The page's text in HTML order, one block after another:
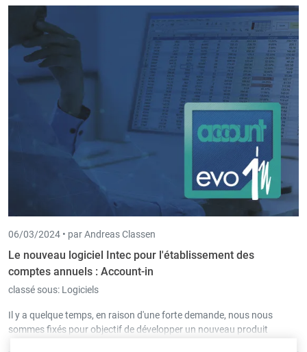
plateforme commerciale moderne, dans laquelle les articles, les
clients et les commandes peuvent être gérés sans effort et où toutes
les données sont synchronisées presque en temps réel.
06/03/2024 • par Andreas Classen
Le nouveau logiciel Intec pour l'établissement des
comptes annuels : Account-in
classé sous: Logiciels
Il y a quelque temps, en raison d'une forte demande, nous nous
sommes fixés pour objectif de développer un nouveau produit